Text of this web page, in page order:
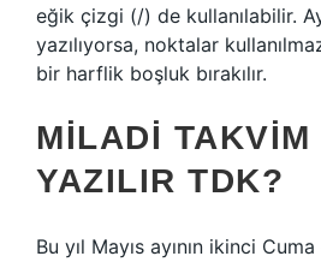
eğik çizgi (/) de kullanılabilir.
yazılıyorsa, noktalar
bir harflik boşluk bırakılır.
MILADI
YAZILIR TDK?
Bu yıl Mayıs ayının ikinci